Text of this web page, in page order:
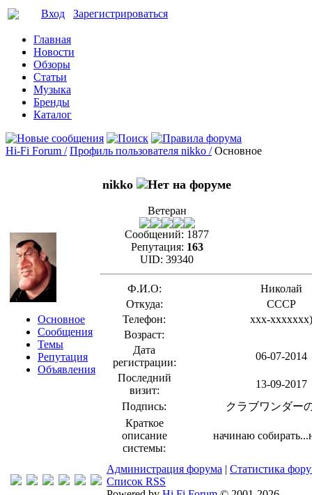
Вход Зарегистрироваться
Главная
Новости
Обзоры
Статьи
Музыка
Бренды
Каталог
Hi-Fi Forum / Профиль пользователя nikko / Основное
Основное
Сообщения
Темы
Репутация
Объявления
nikko
Ветеран
Сообщений: 1877
Репутация: 163
UID: 39340
Ф.И.О:
Николай
Откуда:
СССР
Телефон:
xxx-xxxxxxx)
Возраст:
Дата
регистрации:
06-07-2014
Последний
визит:
13-09-2017
Подпись:
クラブワンダー
Краткое
описание
системы:
начинаю
Администрация форума | Статистика
Список RSS